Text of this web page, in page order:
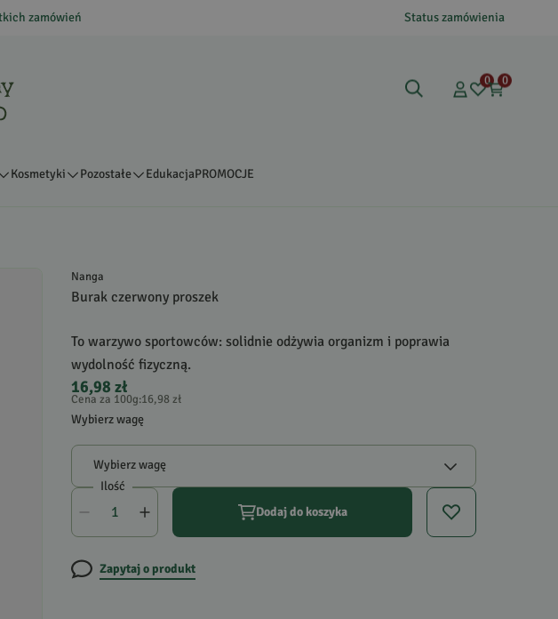
zamówień Status zamówienia
0 0
Kosmetyki Pozostałe EdukacjaPROMOCJE
Nanga
Burak czerwony proszek
To warzywo sportowców: solidnie odżywia organizm i poprawia
wydolność fizyczną.
16,98 zł
Cena za 100g:16,98 zł
Wybierz wagę
Wybierz wagę
Ilość
Dodaj do koszyka
Zapytaj o produkt